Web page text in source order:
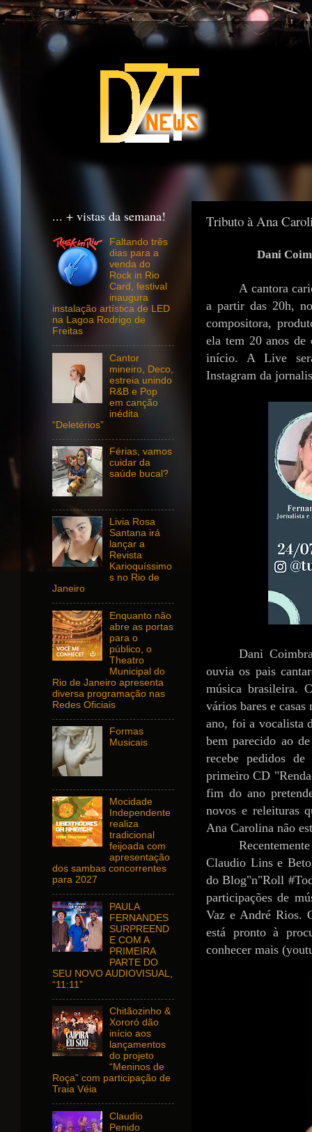
Tributo à Ana
Dani
A cantora
a partir das 20h,
compositora,
ela tem 20 anos de
início. A Live
Instagram da
Dani
ouvia os pais
música brasileira.
vários bares e
ano, foi a vocalista
bem parecido ao
recebe pedidos de
primeiro CD
fim do ano
novos e releituras
Ana Carolina não
Claudio Lins e
do Blog"n"Roll
participações de
Vaz e André Rios.
está pronto à
conhecer mais
... + vistas da semana!
Faltando três
dias para a
venda do
Rock in Rio
Card, festival
inaugura
instalação artística de LED
na Lagoa Rodrigo de
Freitas
Cantor
mineiro, Deco,
estreia unindo
R&B e Pop
em canção
inédita
“Deletérios”
Férias, vamos
cuidar da
saúde bucal?
Livia Rosa
Santana irá
lançar a
Revista
Karioquíssimo
s no Rio de
Janeiro
Enquanto não
abre as portas
para o
público, o
Theatro
Municipal do
Rio de Janeiro apresenta
diversa programação nas
Redes Oficiais
Formas
Musicais
Mocidade
Independente
realiza
tradicional
feijoada com
apresentação
dos sambas concorrentes
para 2027
PAULA
FERNANDES
SURPREEND
E COM A
PRIMEIRA
PARTE DO
SEU NOVO AUDIOVISUAL,
“11:11”
Chitãozinho &
Xororó dão
início aos
lançamentos
do projeto
“Meninos de
Roça” com participação de
Traia Véia
Claudio
Penido